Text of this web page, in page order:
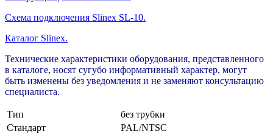
Схема подключения Slinex SL-10.
Каталог Slinex.
Технические характеристики оборудования, представленного
в каталоге, носят сугубо информативный характер, могут
быть изменены без уведомления и не заменяют консультацию
специалиста.
Тип
без трубки
Стандарт
PAL/NTSC